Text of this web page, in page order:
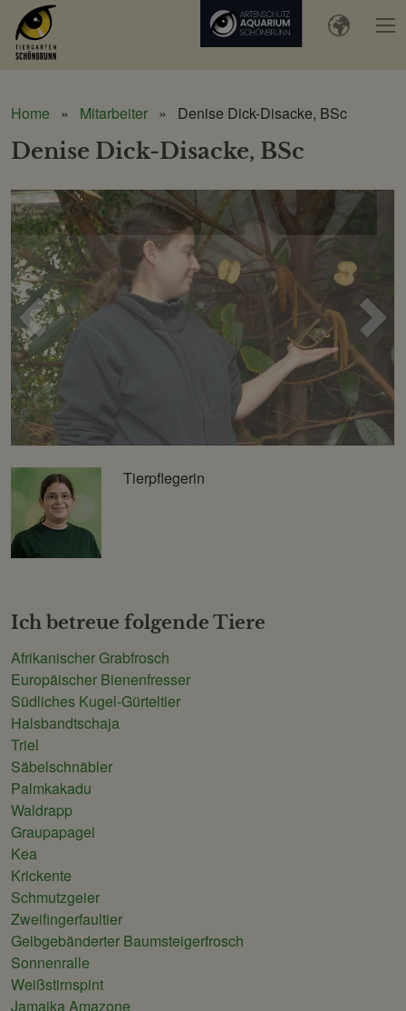
Home Mitarbeiter Denise Dick-Disacke, BSc
Denise Dick-Disacke, BSc
Voriges
Bild Bild
Tierpflegerin
Ich betreue folgende Tiere
Afrikanischer Grabfrosch
Europäischer Bienenfresser
Südliches Kugel-Gürteltier
Halsbandtschaja
Triel
Säbelschnäbler
Palmkakadu
Waldrapp
Graupapagei
Kea
Krickente
Schmutzgeier
Zweifingerfaultier
Gelbgebänderter Baumsteigerfrosch
Sonnenralle
Weißstirnspint
Jamaika Amazone